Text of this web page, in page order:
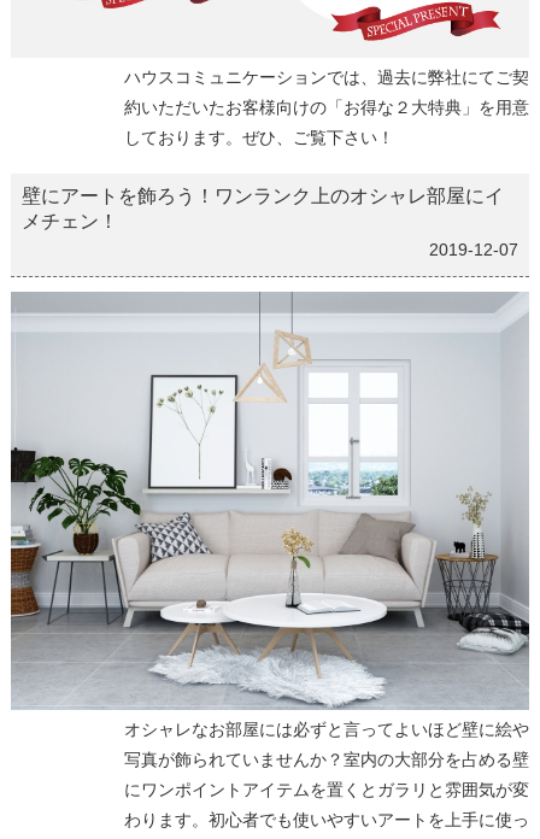
ハウスコミュニケーションでは、過去に弊社にてご契
約いただいたお客様向けの「お得な２大特典」を用意
しております。ぜひ、ご覧下さい！
壁にアートを飾ろう！ワンランク上のオシャレ部屋にイ
メチェン！
2019-12-07
オシャレなお部屋には必ずと言ってよいほど壁に絵や
写真が飾られていませんか？室内の大部分を占める壁
にワンポイントアイテムを置くとガラリと雰囲気が変
わります。初心者でも使いやすいアートを上手に使っ